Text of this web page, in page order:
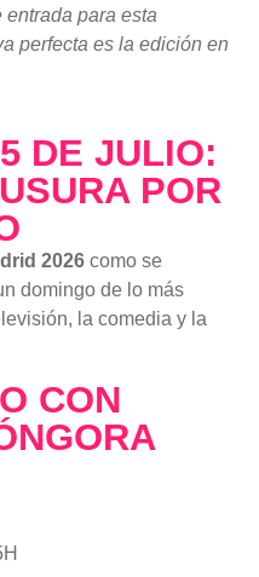
para esta
perfecta es la edición en
DE JULIO:
POR
2026 como se
domingo de lo más
la comedia y la
CON